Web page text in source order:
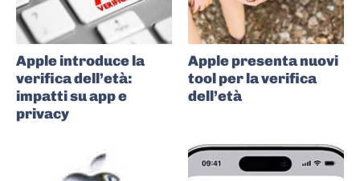
Apple introduce la
verifica dell’età:
impatti su app e
privacy
Apple presenta nuovi
tool per la verifica
dell’età